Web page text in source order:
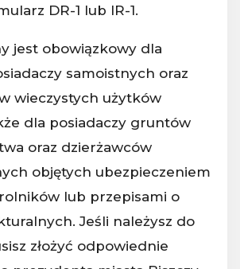
DR-1 lub IR-1.
jest obowiązkowy dla
samoistnych oraz
wieczystych użytków
dla posiadaczy gruntów
oraz dzierżawców
objętych ubezpieczeniem
lub przepisami o
Jeśli należysz do
złożyć odpowiednie